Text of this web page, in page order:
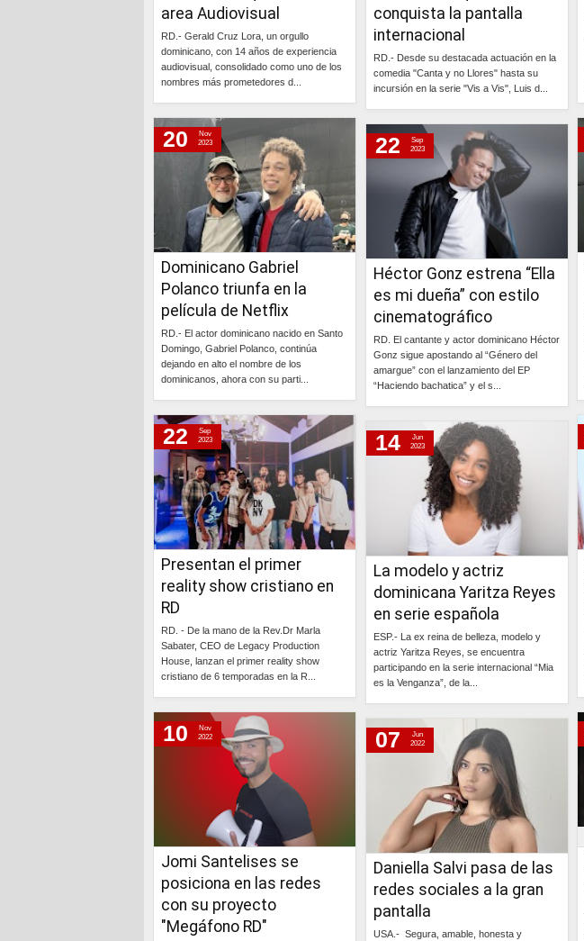
area Audiovisual
RD.- Gerald Cruz Lora, un orgullo
dominicano, con 14 años de experiencia
audiovisual, consolidado como uno de los
nombres más prometedores d...
conquista la pantalla
internacional
RD.- Desde su destacada actuación en la
comedia "Canta y no Llores" hasta su
incursión en la serie "Vis a Vis", Luis d...
Dominicano Gabriel
Polanco triunfa en la
película de Netflix
RD.- El actor dominicano nacido en Santo
Domingo, Gabriel Polanco, continúa
dejando en alto el nombre de los
dominicanos, ahora con su parti...
20
Nov
2023
Héctor Gonz estrena “Ella
es mi dueña” con estilo
cinematográfico
RD. El cantante y actor dominicano Héctor
Gonz sigue apostando al “Género del
amargue” con el lanzamiento del EP
“Haciendo bachatica” y el s...
22
Sep
2023
Presentan el primer
reality show cristiano en
RD
RD. - De la mano de la Rev.Dr Marla
Sabater, CEO de Legacy Production
House, lanzan el primer reality show
cristiano de 6 temporadas en la R...
22
Sep
2023
La modelo y actriz
dominicana Yaritza Reyes
en serie española
ESP.- La ex reina de belleza, modelo y
actriz Yaritza Reyes, se encuentra
participando en la serie internacional “Mia
es la Venganza”, de la...
14
Jun
2023
jueves, 10 de noviembre de 2022
Jomi Santelises se
posiciona en las redes
con su proyecto
"Megáfono RD"
10
Nov
2022
jueves, 22 de septiembre de 2022
martes, 7 de junio de 2022
Daniella Salvi pasa de las
redes sociales a la gran
pantalla
USA.- Segura, amable, honesta y
07
Jun
2022
miércoles, 2 de marzo de 2022
lunes, 21 de junio de 2021
sábado, 19 de junio de 2021
miércoles, 10 de marzo de 2021
sábado, 7 de noviembre de 2020